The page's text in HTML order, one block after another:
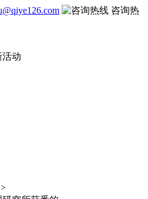
咨询热
动